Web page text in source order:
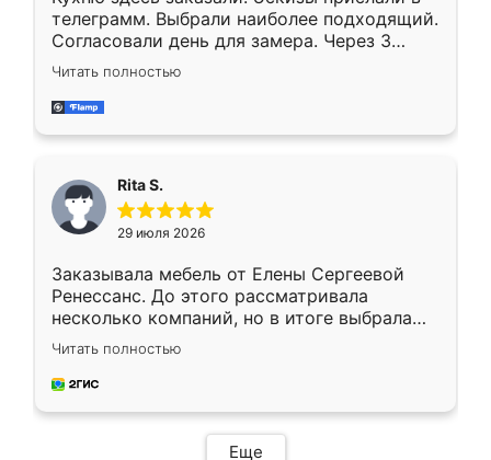
телеграмм. Выбрали наиболее подходящий.
Согласовали день для замера. Через 3
недели кухня была уже готова. Остались
довольны работой. Спасибо Ренессанс
мебель за качественную работу!
Читать полностью
Rita S.
29 июля 2026
Заказывала мебель от Елены Сергеевой
Ренессанс. До этого рассматривала
несколько компаний, но в итоге выбрала
эту. Сначала обговорили условия, потом
приехал замерщик, всё спокойно объяснил
и снял размеры. Изготовили в срок, с
мебель сразу встала на свое место без
Читать полностью
Еще